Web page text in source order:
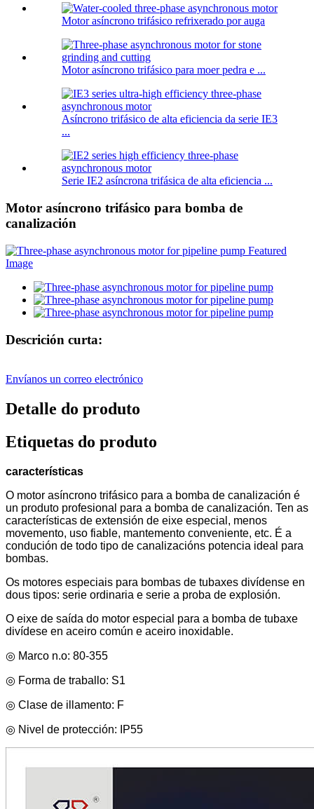
Motor asíncrono trifásico refrixerado por auga
Motor asíncrono trifásico para moer pedra e ...
Asíncrono trifásico de alta eficiencia da serie IE3
...
Serie IE2 asíncrona trifásica de alta eficiencia ...
Motor asíncrono trifásico para bomba de
canalización
Descrición curta:
Envíanos un correo electrónico
Detalle do produto
Etiquetas do produto
características
O motor asíncrono trifásico para a bomba de canalización é
un produto profesional para a bomba de canalización. Ten as
características de extensión de eixe especial, menos
movemento, uso fiable, mantemento conveniente, etc. É a
condución de todo tipo de canalizacións potencia ideal para
bombas.
Os motores especiais para bombas de tubaxes divídense en
dous tipos: serie ordinaria e serie a proba de explosión.
O eixe de saída do motor especial para a bomba de tubaxe
divídese en aceiro común e aceiro inoxidable.
◎ Marco n.o: 80-355
◎ Forma de traballo: S1
◎ Clase de illamento: F
◎ Nivel de protección: IP55